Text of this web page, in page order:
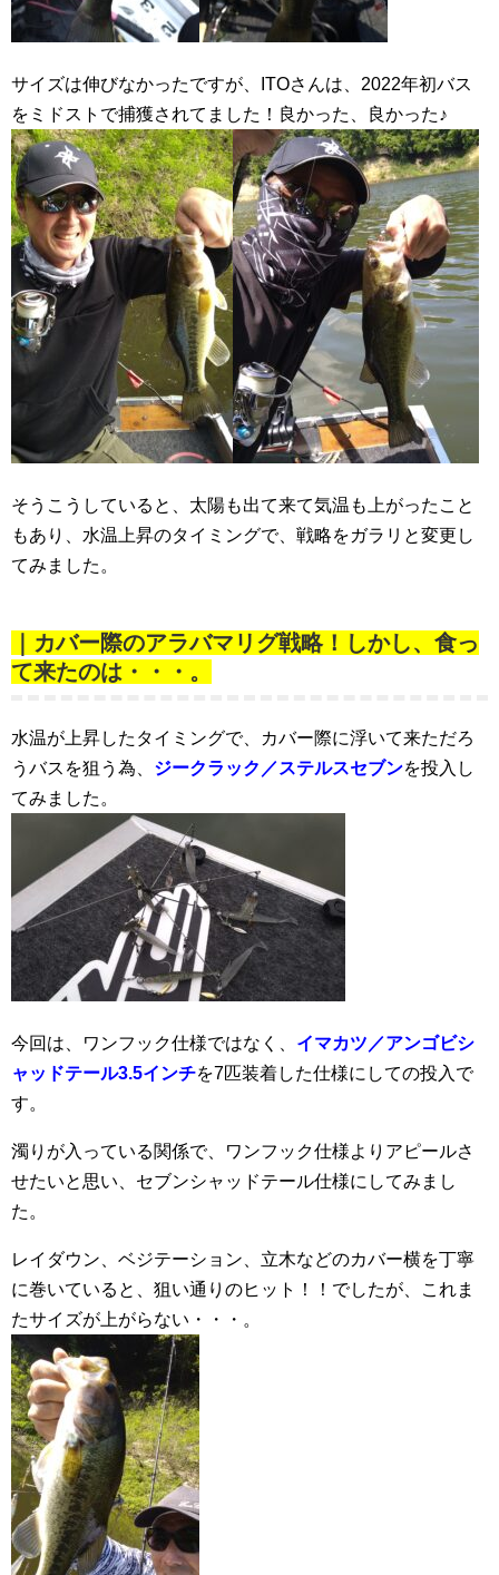
サイズは伸びなかったですが、ITOさんは、2022年初バス
をミドストで捕獲されてました！良かった、良かった♪
そうこうしていると、太陽も出て来て気温も上がったこと
もあり、水温上昇のタイミングで、戦略をガラリと変更し
てみました。
｜カバー際のアラバマリグ戦略！しかし、食っ
て来たのは・・・。
水温が上昇したタイミングで、カバー際に浮いて来ただろ
うバスを狙う為、 ジークラック／ステルスセブンを投入し
てみました。
今回は、ワンフック仕様ではなく、 イマカツ／アンゴビシ
ャッドテール3.5インチを7匹装着した仕様にしての投入で
す。
濁りが入っている関係で、ワンフック仕様よりアピールさ
せたいと思い、セブンシャッドテール仕様にしてみまし
た。
レイダウン、ベジテーション、立木などのカバー横を丁寧
に巻いていると、狙い通りのヒット！！でしたが、これま
たサイズが上がらない・・・。